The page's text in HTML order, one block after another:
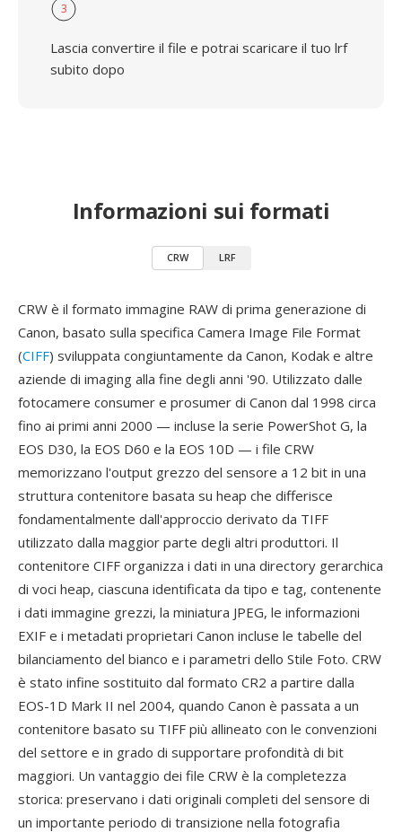
3
Lascia convertire il file e potrai scaricare il tuo lrf
subito dopo
Informazioni sui formati
CRW LRF
CRW è il formato immagine RAW di prima generazione di
Canon, basato sulla specifica Camera Image File Format
(CIFF) sviluppata congiuntamente da Canon, Kodak e altre
aziende di imaging alla fine degli anni '90. Utilizzato dalle
fotocamere consumer e prosumer di Canon dal 1998 circa
fino ai primi anni 2000 — incluse la serie PowerShot G, la
EOS D30, la EOS D60 e la EOS 10D — i file CRW
memorizzano l'output grezzo del sensore a 12 bit in una
struttura contenitore basata su heap che differisce
fondamentalmente dall'approccio derivato da TIFF
utilizzato dalla maggior parte degli altri produttori. Il
contenitore CIFF organizza i dati in una directory gerarchica
di voci heap, ciascuna identificata da tipo e tag, contenente
i dati immagine grezzi, la miniatura JPEG, le informazioni
EXIF e i metadati proprietari Canon incluse le tabelle del
bilanciamento del bianco e i parametri dello Stile Foto. CRW
è stato infine sostituito dal formato CR2 a partire dalla
EOS-1D Mark II nel 2004, quando Canon è passata a un
contenitore basato su TIFF più allineato con le convenzioni
del settore e in grado di supportare profondità di bit
maggiori. Un vantaggio dei file CRW è la completezza
storica: preservano i dati originali completi del sensore di
un importante periodo di transizione nella fotografia